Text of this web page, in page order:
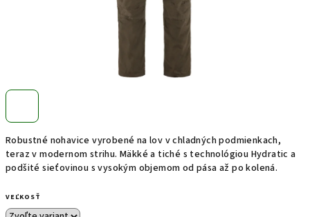
Robustné nohavice vyrobené na lov v chladných podmienkach,
teraz v modernom strihu. Mäkké a tiché s technológiou Hydratic a
podšité sieťovinou s vysokým objemom od pása až po kolená.
VEĽKOSŤ